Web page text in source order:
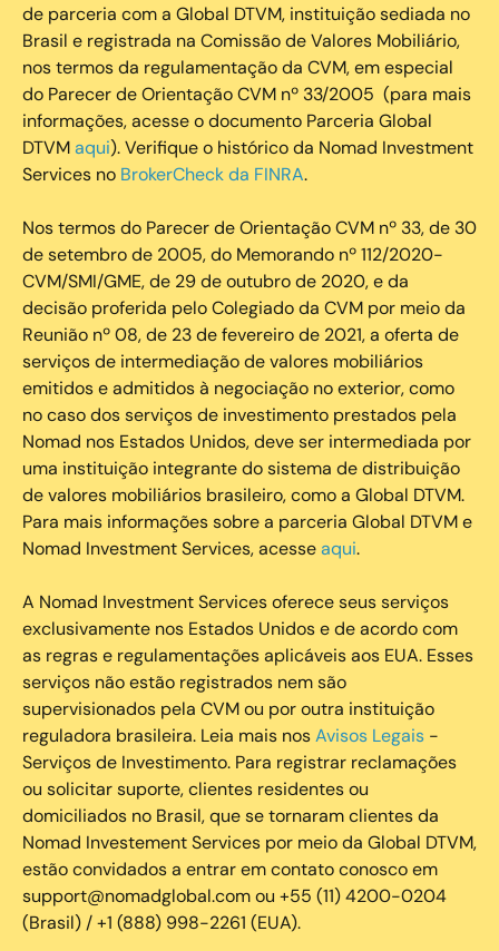
de parceria com a Global DTVM, instituição sediada no
Brasil e registrada na Comissão de Valores Mobiliário,
nos termos da regulamentação da CVM, em especial
do Parecer de Orientação CVM nº 33/2005 (para mais
informações, acesse o documento Parceria Global
DTVMaqui). Verifique o histórico da Nomad Investment
Services no BrokerCheck da FINRA.
Nos termos do Parecer de Orientação CVM nº 33, de 30
de setembro de 2005, do Memorando nº 112/2020-
CVM/SMI/GME, de 29 de outubro de 2020, e da
decisão proferida pelo Colegiado da CVM por meio da
Reunião nº 08, de 23 de fevereiro de 2021, a oferta de
serviços de intermediação de valores mobiliários
emitidos e admitidos à negociação no exterior, como
no caso dos serviços de investimento prestados pela
Nomad nos Estados Unidos, deve ser intermediada por
uma instituição integrante do sistema de distribuição
de valores mobiliários brasileiro, como a Global DTVM.
Para mais informações sobre a parceria Global DTVM e
Nomad Investment Services, acesseaqui.
A Nomad Investment Services oferece seus serviços
exclusivamente nos Estados Unidos e de acordo com
as regras e regulamentações aplicáveis aos EUA. Esses
serviços não estão registrados nem são
supervisionados pela CVM ou por outra instituição
reguladora brasileira. Leia mais nosAvisos Legais -
Serviços de Investimento. Para registrar reclamações
ou solicitar suporte, clientes residentes ou
domiciliados no Brasil, que se tornaram clientes da
Nomad Investement Services por meio da Global DTVM,
estão convidados a entrar em contato conosco em
support@nomadglobal.com ou +55 (11) 4200-0204
(Brasil) / +1 (888) 998-2261 (EUA).